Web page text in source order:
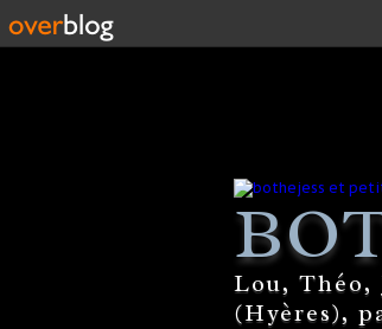
Lou, Théo,
(Hyères),